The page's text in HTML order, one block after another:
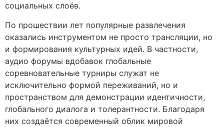
социальных слоёв.
По прошествии лет популярные развлечения
оказались инструментом не просто трансляции, но
и формирования культурных идей. В частности,
аудио форумы вдобавок глобальные
соревновательные турниры служат не
исключительно формой переживаний, но и
пространством для демонстрации идентичности,
глобального диалога и толерантности. Благодаря
них создаётся современный облик мировой